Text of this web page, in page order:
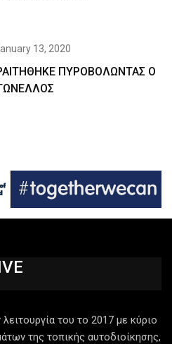
13, 2020
ΠΥΡΟΒΟΛΩΝΤΑΣ Ο
του το 2017 με κύριο
της τοπικής αυτοδιοίκησης,